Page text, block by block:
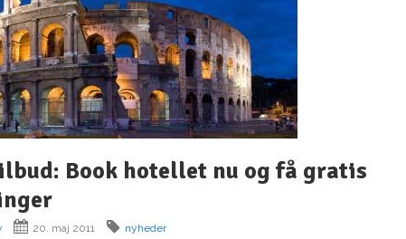
Book hotellet nu og få gratis
20. maj 2011 nyheder